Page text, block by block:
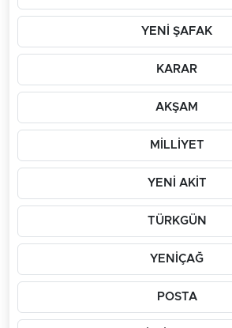
YENİ ŞAFAK
KARAR
AKŞAM
MİLLİYET
YENİ AKİT
TÜRKGÜN
YENİÇAĞ
POSTA